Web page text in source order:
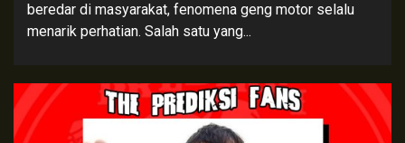
beredar di masyarakat, fenomena geng motor selalu
menarik perhatian. Salah satu yang...